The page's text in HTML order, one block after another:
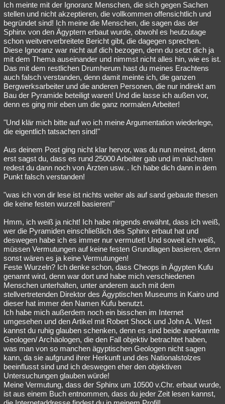
Ich meinte mit der Ignoranz Menschen, die sich gegen Sachen
stellen und nicht akzeptieren, die vollkommen offensichtlich und
begründet sind! Ich meine die Menschen, die sagen das der
Sphinx von den Ägyptern erbaut wurde, obwohl es heutzutage
schon weitververbreitete Bericht gibt, die dagegen sprechen.
Diese Ignoranz war nicht auf dich bezogen, denn du setzt dich ja
mit dem Thema auseinander und nimmst nicht alles hin, wie es ist.
Das mit dem restlichen Drumherum hast du meines Erachtens
auch falsch verstanden, denn damit meinte ich, die ganzen
Bergwerksarbeiter und die anderen Personen, die nur indirekt am
Bau der Pyramide beteiligt waren! Und die lasse ich außen vor,
denn es ging mir eben um die ganz normalen Arbeiter!
"Und klär mich bitte auf wo ich meine Argumentation wiederlege,
die eigentlich tatsachen sind!"
Aus deinem Post ging nicht klar hervor, was du nun meinst, denn
erst sagst du, dass es rund 25000 Arbeiter gab und im nächsten
redest du dann noch von Ärzten usw. . Ich habe dich dann in dem
Punkt falsch verstanden!
"was ich von dir lese ist nichts weiter als auf sand gebaute thesen
die keine festen wurzell basieren!"
Hmm, ich weiß ja nicht! Ich habe nirgends erwähnt, dass ich weiß,
wer die Pyramiden einschließlich des Sphinx erbaut hat und
deswegen habe ich es immer nur vermutet! Und soweit ich weiß,
müssen Vermutungen auf keine festen Grundlagen basieren, denn
sonst wären es ja keine Vermutungen!
Feste Wurzeln? Ich denke schon, dass Cheops in Ägypten Kufu
genannt wird, denn war dort und habe mich verschiedenen
Menschen unterhalten, unter anderem auch mit dem
stellvertretenden Direktor des Ägyptischen Museums in Kairo und
dieser hat immer den Namen Kufu benutzt.
Ich habe mich außerdem noch ein bisschen im Internet
umgesehen und den Artikel mit Robert Shock und John A. West
kannst du ruhig glauben schenken, denn es sind beide anerkannte
Geologen/ Archäologen, die den Fall objektiv betrachtet haben,
was man von so manchen ägyptischen Geologen nicht sagen
kann, da sie aufgrund ihrer Herkunft und des Nationalstolzes
beeinflusst sind und ich deswegen eher den objektiven
Untersuchungen glauben würde!
Meine Vermutung, dass der Sphinx um 10500 v.Chr. erbaut wurde,
ist aus einem Buch entnommen, dass du jeder Zeit lesen kannst,